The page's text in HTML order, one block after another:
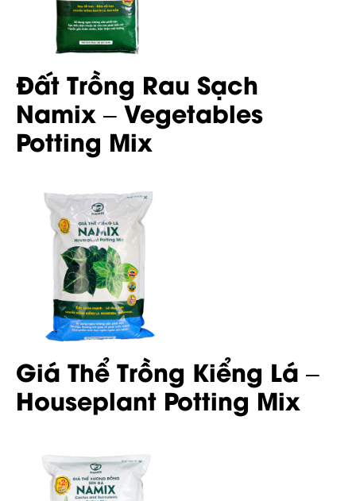
Đất Trồng Rau Sạch
Namix – Vegetables
Potting Mix
Giá Thể Trồng Kiểng Lá –
Houseplant Potting Mix